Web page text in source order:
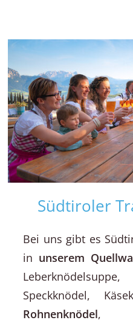
Südtiroler
Bei uns gibt es
in unserem
Speckknödel,
Rohnenknödel,